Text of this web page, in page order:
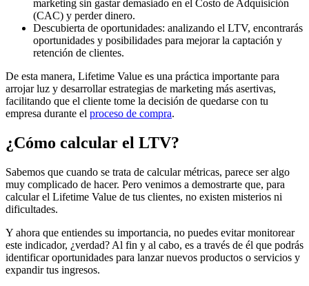
marketing sin gastar demasiado en el Costo de Adquisición
(CAC) y perder dinero.
Descubierta de oportunidades: analizando el LTV, encontrarás
oportunidades y posibilidades para mejorar la captación y
retención de clientes.
De esta manera, Lifetime Value es una práctica importante para
arrojar luz y desarrollar estrategias de marketing más asertivas,
facilitando que el cliente tome la decisión de quedarse con tu
empresa durante el proceso de compra.
¿Cómo calcular el LTV?
Sabemos que cuando se trata de calcular métricas, parece ser algo
muy complicado de hacer. Pero venimos a demostrarte que, para
calcular el Lifetime Value de tus clientes, no existen misterios ni
dificultades.
Y ahora que entiendes su importancia, no puedes evitar monitorear
este indicador, ¿verdad? Al fin y al cabo, es a través de él que podrás
identificar oportunidades para lanzar nuevos productos o servicios y
expandir tus ingresos.